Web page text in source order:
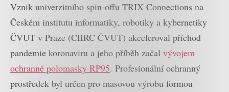
Vznik univerzitního spin-offu TRIX Connections na
Českém institutu informatiky, robotiky a kybernetiky
ČVUT v Praze (CIIRC ČVUT) akceleroval příchod
pandemie koronaviru a jeho příběh začal vývojem
ochranné polomasky RP95. Profesionální ochranný
prostředek byl určen pro masovou výrobu formou